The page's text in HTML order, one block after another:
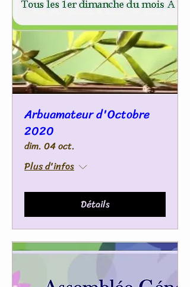
Arbuamateur d'Octobre
2020
dim. 04 oct.
Plus d'infos
Détails